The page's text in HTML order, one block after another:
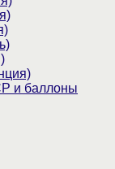
и баллоны